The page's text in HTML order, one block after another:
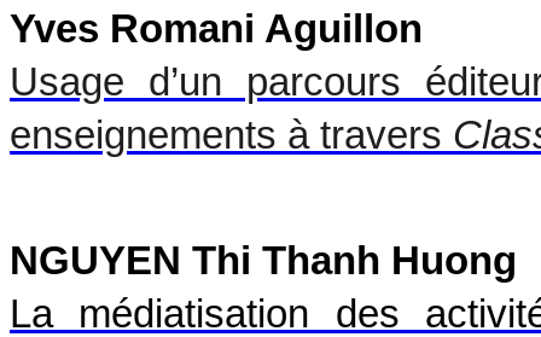
Yves Romani Aguillon
Usage d’un parcours
enseignements à travers
NGUYEN Thi Thanh Huong
La médiatisation des